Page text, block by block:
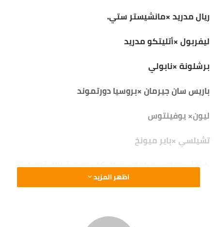
ي
ريال مدريد ×مانشيستر ستي.
ليفربول ×أتليتكو مدريد
برشلونة ×نابولي
باريس سان جيرمان ×بروسيا دورتموند
ليون× يوفينتوس
تشيلسي ×باير ميونخ
كما أن مواعيد مباريات دورال 16 بدوري أبطال أوروبا
الذهاب (18-19-25-26 فبراير 2020)
اظهر المزيد